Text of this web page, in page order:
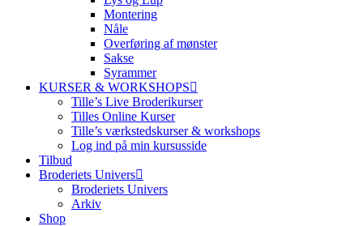
Montering
Nåle
Overføring af mønster
Sakse
Syrammer
KURSER & WORKSHOPS
Tille’s Live Broderikurser
Tilles Online Kurser
Tille’s værkstedskurser & workshops
Log ind på min kursusside
Tilbud
Broderiets Univers
Broderiets Univers
Arkiv
Shop